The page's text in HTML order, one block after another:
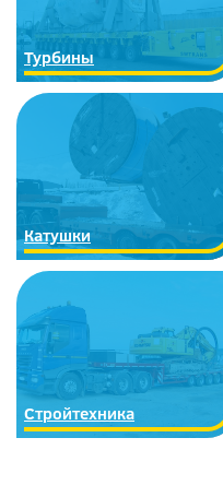
Турбины
Катушки
Стройтехника